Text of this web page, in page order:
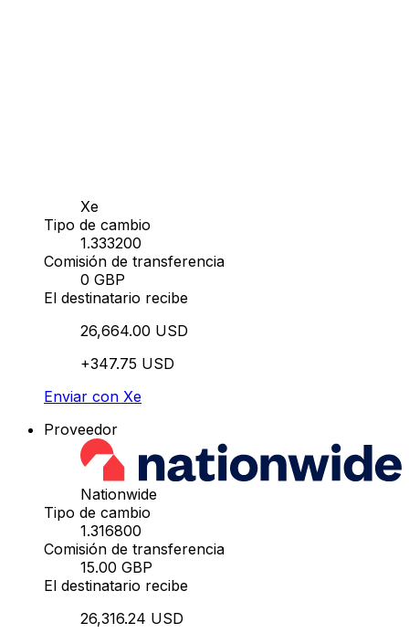
Xe
Tipo de cambio
1.333200
Comisión de transferencia
0 GBP
El destinatario recibe
26,664.00 USD
+347.75 USD
Enviar con Xe
Proveedor
Nationwide
Tipo de cambio
1.316800
Comisión de transferencia
15.00 GBP
El destinatario recibe
26,316.24 USD